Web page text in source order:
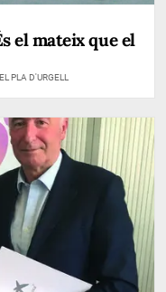
el mateix que el
PLA D'URGELL